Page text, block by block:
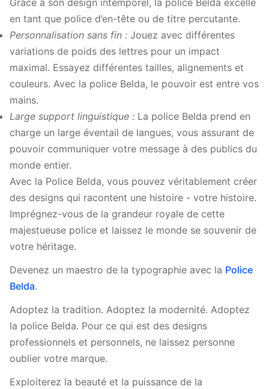
Grâce à son design intemporel, la police Belda excelle
en tant que police d’en-tête ou de titre percutante.
Personnalisation sans fin : Jouez avec différentes
variations de poids des lettres pour un impact
maximal. Essayez différentes tailles, alignements et
couleurs. Avec la police Belda, le pouvoir est entre vos
mains.
Large support linguistique : La police Belda prend en
charge un large éventail de langues, vous assurant de
pouvoir communiquer votre message à des publics du
monde entier.
Avec la Police Belda, vous pouvez véritablement créer
des designs qui racontent une histoire - votre histoire.
Imprégnez-vous de la grandeur royale de cette
majestueuse police et laissez le monde se souvenir de
votre héritage.
Devenez un maestro de la typographie avec la Police
Belda.
Adoptez la tradition. Adoptez la modernité. Adoptez
la police Belda. Pour ce qui est des designs
professionnels et personnels, ne laissez personne
oublier votre marque.
Exploiterez la beauté et la puissance de la